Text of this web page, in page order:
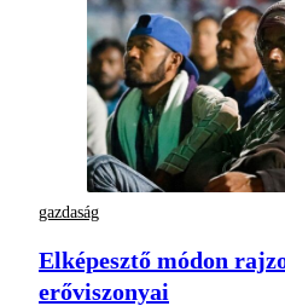
gazdaság
Elképesztő módon
erőviszonyai